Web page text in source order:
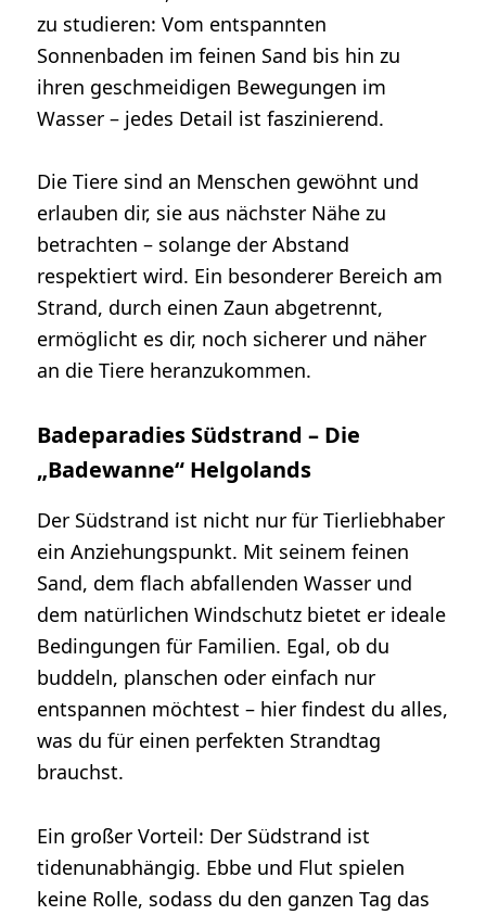
zu studieren: Vom entspannten
Sonnenbaden im feinen Sand bis hin zu
ihren geschmeidigen Bewegungen im
Wasser – jedes Detail ist faszinierend.
Die Tiere sind an Menschen gewöhnt und
erlauben dir, sie aus nächster Nähe zu
betrachten – solange der Abstand
respektiert wird. Ein besonderer Bereich am
Strand, durch einen Zaun abgetrennt,
ermöglicht es dir, noch sicherer und näher
an die Tiere heranzukommen.
Badeparadies Südstrand – Die
„Badewanne“ Helgolands
Der Südstrand ist nicht nur für Tierliebhaber
ein Anziehungspunkt. Mit seinem feinen
Sand, dem flach abfallenden Wasser und
dem natürlichen Windschutz bietet er ideale
Bedingungen für Familien. Egal, ob du
buddeln, planschen oder einfach nur
entspannen möchtest – hier findest du alles,
was du für einen perfekten Strandtag
brauchst.
Ein großer Vorteil: Der Südstrand ist
tidenunabhängig. Ebbe und Flut spielen
keine Rolle, sodass du den ganzen Tag das